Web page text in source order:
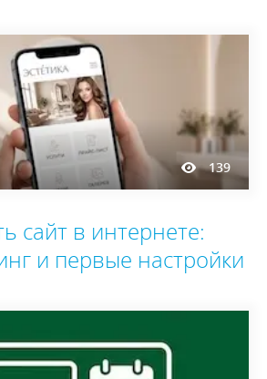
139
сайт в интернете:
и первые настройки